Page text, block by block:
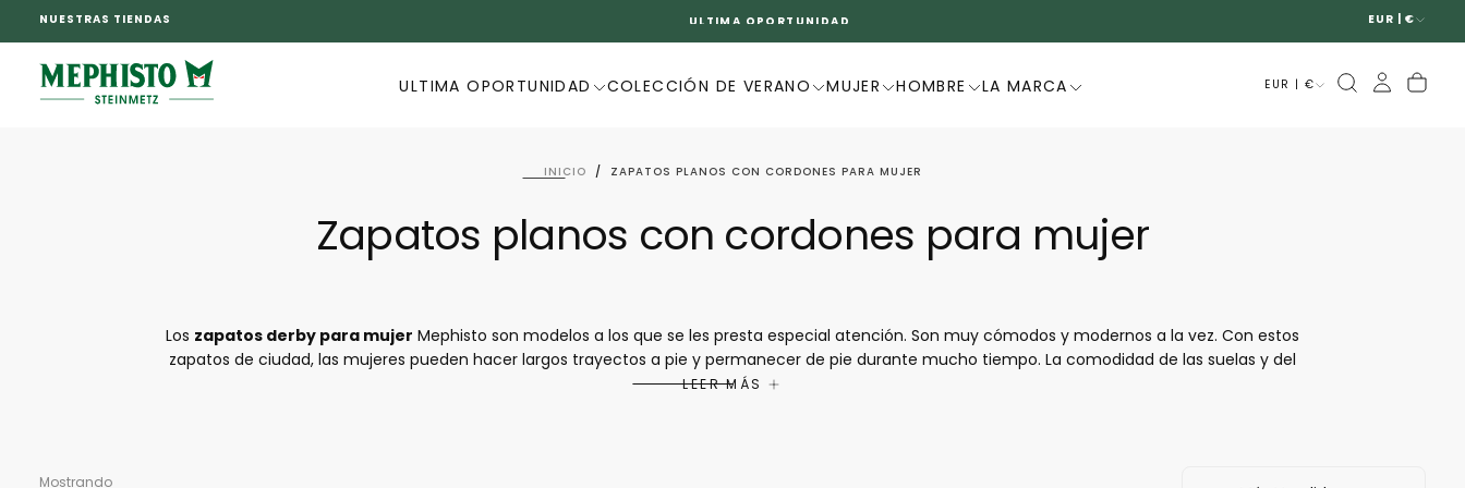
SALTAR
AL
NUESTRAS TIENDAS PAGOS SEGUROS EN 3* SIN COSTE EUR | €
ULTIMA OPORTUNIDAD COLECCIÓN DE VERANO MUJER HOMBRE LA MARCA EUR | €
INICIO / ZAPATOS PLANOS CON CORDONES PARA MUJER
Zapatos planos con cordones para mujer
Los zapatos derby para mujer Mephisto son modelos a los que se les presta especial atención. Son muy cómodos y modernos a la vez. Con estos
zapatos de ciudad, las mujeres pueden hacer largos trayectos a pie y permanecer de pie durante mucho tiempo. La comodidad de las suelas y del
calzado en general les garantiza una gran calidad, resultado del famoso saber hacer de
LEER MÁS
Mostrando